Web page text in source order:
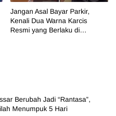
Jangan Asal Bayar Parkir,
Kenali Dua Warna Karcis
Resmi yang Berlaku di
Berubah Jadi “Rantasa”,
Menumpuk 5 Hari